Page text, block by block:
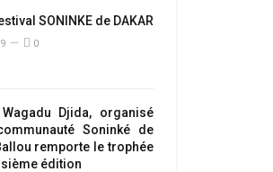
SONINKE de DAKAR
0
Djida, organisé
Soninké de
remporte le trophée
édition